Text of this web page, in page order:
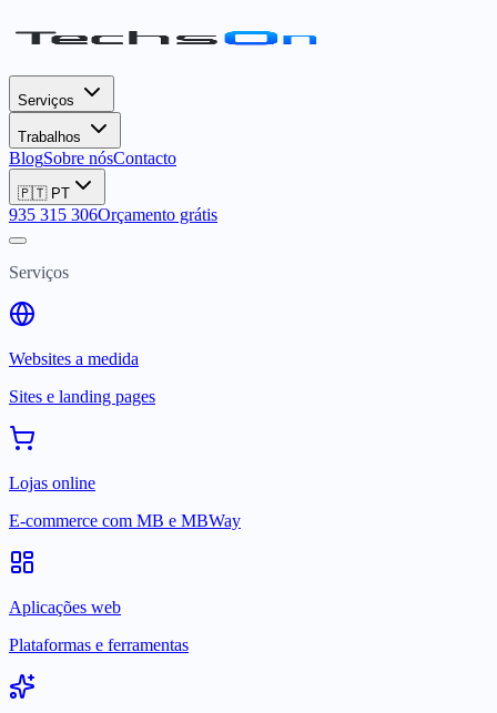
Serviços
Trabalhos
BlogSobre nósContacto
🇵🇹 PT
935 315 306Orçamento grátis
Serviços
Websites a medida
Sites e landing pages
Lojas online
E-commerce com MB e MBWay
Aplicações web
Plataformas e ferramentas